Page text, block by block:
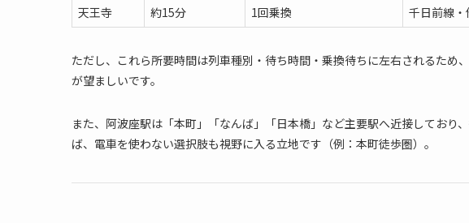
天王寺
約15分 1回乗換 千日前線
ただし、これら所要時間は列車種別・待ち時間・乗換待ちに左右されるため
が望ましいです。
また、阿波座駅は「本町」「なんば」「日本橋」など主要駅へ近接しており
ば、電車を使わない選択肢も視野に入る立地です（例：本町徒歩圏）。